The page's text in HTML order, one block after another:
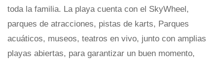
toda la familia. La playa cuenta con el SkyWheel,
parques de atracciones, pistas de karts, Parques
acuáticos, museos, teatros en vivo, junto con amplias
playas abiertas, para garantizar un buen momento,